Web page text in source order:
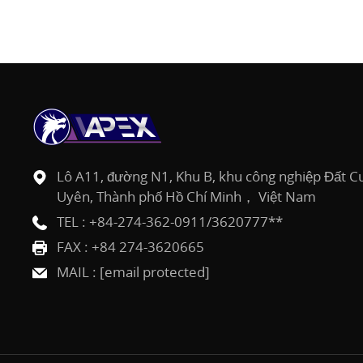
Lô A11, đường N1, Khu B, khu công nghiệp Đất
Uyên, Thành phố Hồ Chí Minh， Việt Nam
TEL : +84-274-362-0911/3620777**
FAX : +84 274-3620665
MAIL : [email protected]